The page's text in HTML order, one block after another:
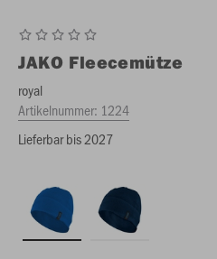
JAKO Fleecemütze
royal
Artikelnummer: 1224
Lieferbar bis 2027